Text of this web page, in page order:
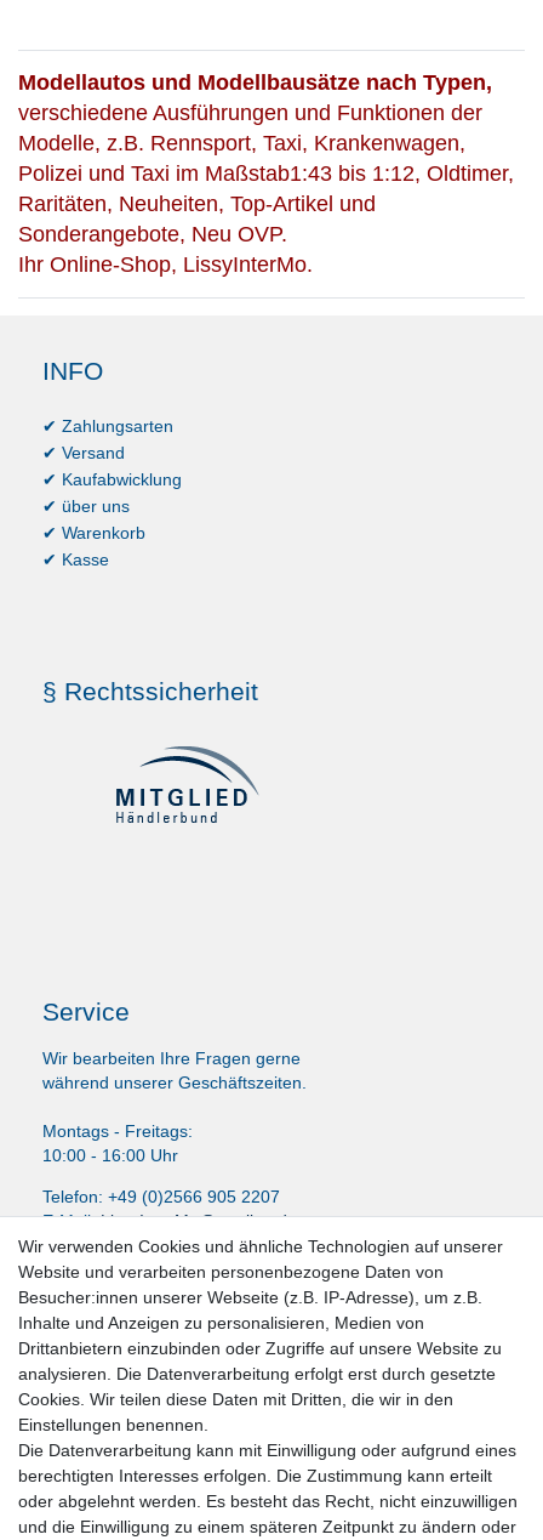
Modellautos und Modellbausätze nach Typen,
verschiedene Ausführungen und Funktionen der
Modelle, z.B. Rennsport, Taxi, Krankenwagen,
Polizei und Taxi im Maßstab1:43 bis 1:12, Oldtimer,
Raritäten, Neuheiten, Top-Artikel und
Sonderangebote, Neu OVP.
Ihr Online-Shop, LissyInterMo.
INFO
✔ Zahlungsarten
✔ Versand
✔ Kaufabwicklung
✔ über uns
✔ Warenkorb
✔ Kasse
§ Rechtssicherheit
Service
Wir bearbeiten Ihre Fragen gerne
während unserer Geschäftszeiten.
Montags - Freitags:
10:00 - 16:00 Uhr
Telefon: +49 (0)2566 905 2207
E-Mail:LissyInterMo@t-online.de
News-Letter abonieren
VORNAME NACHNAME
E-MAIL **
Newsletter
Honig
Hiermit bestätige ich, dass ich dieDaten­schutz­erklärunggelesen habe. Meine
Einwilligung kann ich jederzeit widerrufen.**
Wir verwenden Cookies und ähnliche Technologien auf unserer
Website und verarbeiten personenbezogene Daten von
Besucher:innen unserer Webseite (z.B. IP-Adresse), um z.B.
Inhalte und Anzeigen zu personalisieren, Medien von
Drittanbietern einzubinden oder Zugriffe auf unsere Website zu
analysieren. Die Datenverarbeitung erfolgt erst durch gesetzte
Cookies. Wir teilen diese Daten mit Dritten, die wir in den
Einstellungen benennen.
Die Datenverarbeitung kann mit Einwilligung oder aufgrund eines
berechtigten Interesses erfolgen. Die Zustimmung kann erteilt
oder abgelehnt werden. Es besteht das Recht, nicht einzuwilligen
und die Einwilligung zu einem späteren Zeitpunkt zu ändern oder